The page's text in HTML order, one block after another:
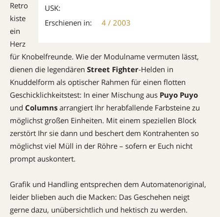
USK:
Erschienen in:
4 / 2003
Retro
kiste
ein
Herz
für Knobelfreunde. Wie der Modulname vermuten lässt,
dienen die legendären Street Fighter-Helden in
Knuddelform als optischer Rahmen für einen flotten
Geschicklichkeitstest: In einer Mischung aus Puyo Puyo
und Columns arrangiert Ihr herabfallende Farbsteine zu
möglichst großen Einheiten. Mit einem speziellen Block
zerstört Ihr sie dann und beschert dem Kontrahenten so
möglichst viel Müll in der Röhre – sofern er Euch nicht
prompt auskontert.
Grafik und Handling entsprechen dem Automatenoriginal,
leider blieben auch die Macken: Das Geschehen neigt
gerne dazu, unübersichtlich und hektisch zu werden.